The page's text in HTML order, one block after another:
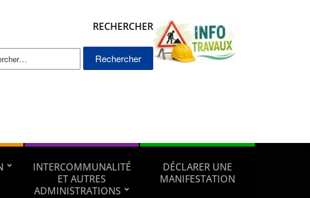
RECHERCHER
Rechercher :
INTERCOMMUNALITÉ
ET AUTRES
ADMINISTRATIONS
DÉCLARER UNE
MANIFESTATION